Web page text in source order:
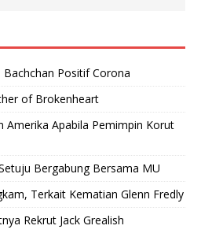
Positif Corona
of Brokenheart
Amerika Apabila Pemimpin Korut
Bergabung Bersama MU
Terkait Kematian Glenn Fredly
Rekrut Jack Grealish